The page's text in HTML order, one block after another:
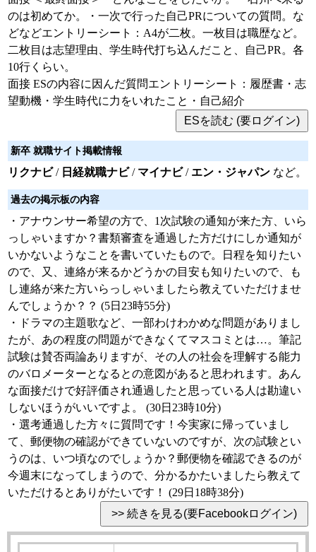
のは初めてか。・一次で行った自己PRについての質問。な
どなどエントリーシート：A4が二枚。一枚目は職歴など。
二枚目は志望理由、学生時代打ち込んだこと、自己PR。各
10行くらい。
面接 ESの内容に因んだ質問エントリーシート：履歴書・志
望動機・学生時代に力をいれたこと・自己紹介
新卒 就職サイト掲載情報
リクナビ/ 日経就職ナビ/ マイナビ/ エン・ジャパン など。
過去の掲示板の内容
・アナウンサー希望の方で、1次試験の通知が来た方、いら
っしゃいますか？書類審査を通過した方だけにしか通知が
いかないようなことを書いていたもので。日程を知りたい
ので、又、連絡が来るかどうかの目安も知りたいので、も
し連絡が来た方いらっしゃいましたら教えていただけませ
んでしょうか？？ (5日23時55分)
・ドラマの主題歌など、一部わけわかめな問題がありまし
たが、あの程度の問題ができなくてマスコミとは…。筆記
試験は賛否両論ありますが、その人の社会を理解する能力
のバロメーターとなるとの意図があると思われます。あん
な面接だけで好評価され通過したと思っている人は勘違い
しないほうがいいですよ。 (30日23時10分)
・選考通過した方々に質問です！今実家に帰っていまし
て、郵便物の確認ができていないのですが、次の試験とい
うのは、いつ頃なのでしょうか？郵便物を確認できるのが
今週末になってしまうので、分かるかたいましたら教えて
いただけるとありがたいです！ (29日18時38分)